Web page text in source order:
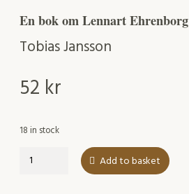
En bok om Lennart Ehrenborg
Tobias Jansson
52 kr
18 in stock
TV-
Add to basket